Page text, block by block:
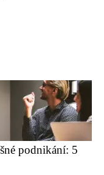
podnikání: 5